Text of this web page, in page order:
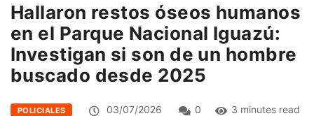
Hallaron restos óseos humanos
en el Parque Nacional Iguazú:
Investigan si son de un hombre
buscado desde 2025
POLICIALES 03/07/2026 0 3 minutes read